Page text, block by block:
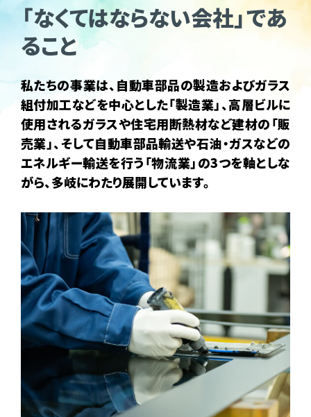
「なくてはならない会社」であ
ること
私たちの事業は、自動車部品の製造およびガラス
組付加工などを中心とした「製造業」、高層ビルに
使用されるガラスや住宅用断熱材など建材の「販
売業」、そして自動車部品輸送や石油・ガスなどの
エネルギー輸送を行う「物流業」の3つを軸としな
がら、多岐にわたり展開しています。